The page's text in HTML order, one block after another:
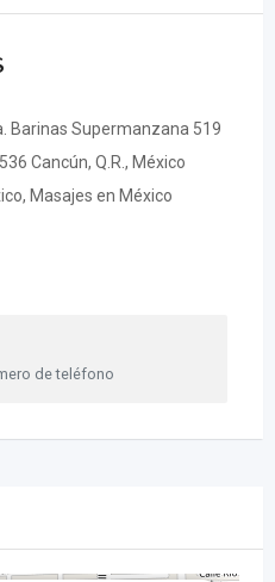
Barinas Supermanzana 519
Cancún, Q.R., México
Masajes en México
de teléfono